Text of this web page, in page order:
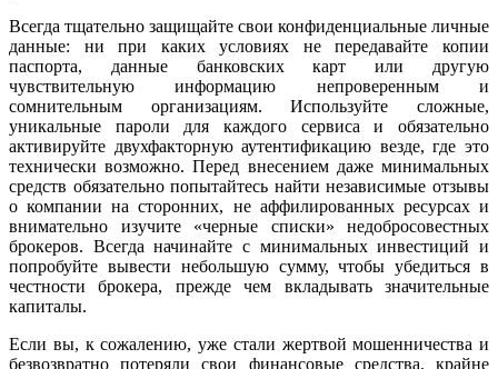
Всегда тщательно защищайте свои конфиденциальные личные
данные: ни при каких условиях не передавайте копии
паспорта, данные банковских карт или другую
чувствительную информацию непроверенным и
сомнительным организациям. Используйте сложные,
уникальные пароли для каждого сервиса и обязательно
активируйте двухфакторную аутентификацию везде, где это
технически возможно. Перед внесением даже минимальных
средств обязательно попытайтесь найти независимые отзывы
о компании на сторонних, не аффилированных ресурсах и
внимательно изучите «черные списки» недобросовестных
брокеров. Всегда начинайте с минимальных инвестиций и
попробуйте вывести небольшую сумму, чтобы убедиться в
честности брокера, прежде чем вкладывать значительные
капиталы.
Если вы, к сожалению, уже стали жертвой мошенничества и
безвозвратно потеряли свои финансовые средства, крайне